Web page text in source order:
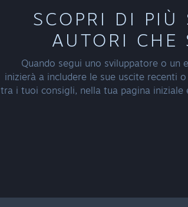
SCOPRI DI PIÙ
AUTORI CHE
Quando segui uno sviluppatore o un
inizierà a includere le sue uscite recenti
tra i tuoi consigli, nella tua pagina iniziale